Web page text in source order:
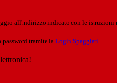
all'indirizzo indicato con le istruzioni
password tramite la Login Spaggiari